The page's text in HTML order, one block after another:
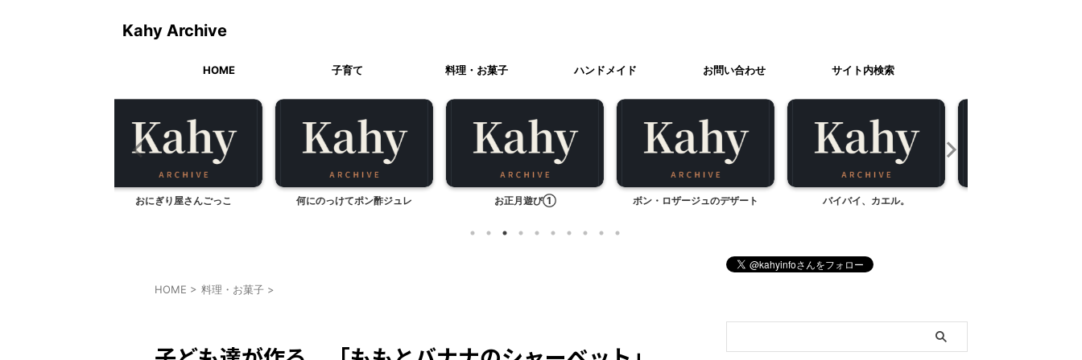
Kahy Archive
HOME 子育て 料理・お菓子 ハンドメイド お問い合わせ サイト内検索
何にのっけてポン酢ジュレ お正月遊び① ボン・ロザージュのデザート バイバイ、カエル。 1年生の赤ペン問題で笑う
HOME > 料理・お菓子 >